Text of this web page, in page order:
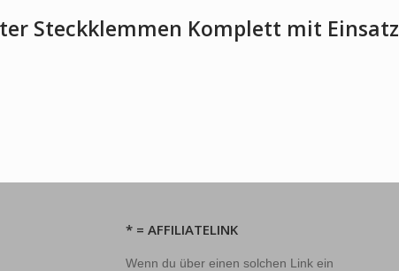
Steckklemmen Komplett mit Einsatz
* = AFFILIATELINK
Wenn du über einen solchen Link ein